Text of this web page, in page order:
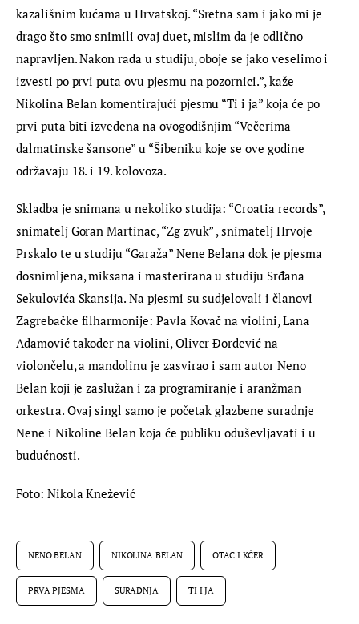
kazališnim kućama u Hrvatskoj. “Sretna sam i jako mi je
drago što smo snimili ovaj duet, mislim da je odlično
napravljen. Nakon rada u studiju, oboje se jako veselimo i
izvesti po prvi puta ovu pjesmu na pozornici.”, kaže
Nikolina Belan komentirajući pjesmu “Ti i ja” koja će po
prvi puta biti izvedena na ovogodišnjim “Večerima
dalmatinske šansone” u “Šibeniku koje se ove godine
održavaju 18. i 19. kolovoza.
Skladba je snimana u nekoliko studija: “Croatia records”,
snimatelj Goran Martinac, “Zg zvuk” , snimatelj Hrvoje
Prskalo te u studiju “Garaža” Nene Belana dok je pjesma
dosnimljena, miksana i masterirana u studiju Srđana
Sekulovića Skansija. Na pjesmi su sudjelovali i članovi
Zagrebačke filharmonije: Pavla Kovač na violini, Lana
Adamović također na violini, Oliver Đorđević na
violončelu, a mandolinu je zasvirao i sam autor Neno
Belan koji je zaslužan i za programiranje i aranžman
orkestra. Ovaj singl samo je početak glazbene suradnje
Nene i Nikoline Belan koja će publiku oduševljavati i u
budućnosti.
Foto: Nikola Knežević
NENO BELAN NIKOLINA BELAN OTAC I KĆER
PRVA PJESMA SURADNJA TI I JA